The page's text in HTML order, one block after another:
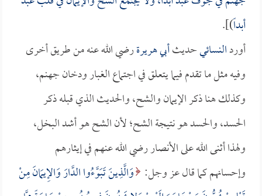
أبداً)].
أوردالنسائيحديثأبي هريرةرضي الله عنه من طريق أخرى
وفيه مثل ما تقدم فيما يتعلق في اجتماع الغبار ودخان جهنم،
وكذلك هنا ذكر الإيمان والشح، والحديث الذي قبله ذكر
الحسد، والحسد هو نتيجة الشح؛ لأن الشح هو أشد البخل،
ولهذا أثنى الله على الأنصار رضي الله عنهم في إيثارهم
وإحسانهم كما قال عز وجل: وَالَّذِينَ تَبَوَّءُوا الدَّارَ وَالإِيمَانَ مِنْ